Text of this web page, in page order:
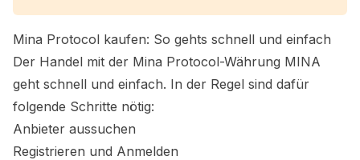
Mina Protocol kaufen: So gehts schnell und einfach
Der Handel mit der Mina Protocol-Währung MINA
geht schnell und einfach. In der Regel sind dafür
folgende Schritte nötig:
Anbieter aussuchen
Registrieren und Anmelden